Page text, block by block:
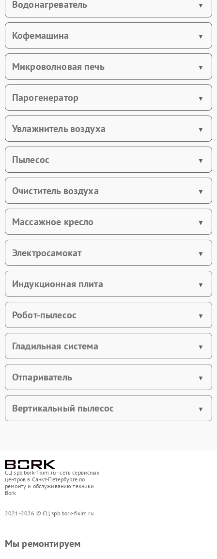
Водонагреватель
Кофемашина
Микроволновая печь
Парогенератор
Увлажнитель воздуха
Пылесос
Очиститель воздуха
Массажное кресло
Электросамокат
Индукционная плита
Робот-пылесос
Гладильная система
Отпариватель
Вертикальный пылесос
СЦ spb.bork-fixim.ru - сеть сервисных
центров в Санкт-Петербурге по
ремонту и обслуживанию техники
Bork
2021-2026 © СЦ spb.bork-fixim.ru
Мы ремонтируем